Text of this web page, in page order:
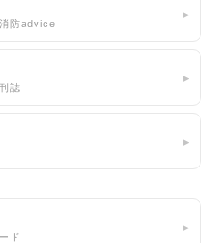
防advice
▸
誌
▸
▸
ド
▸